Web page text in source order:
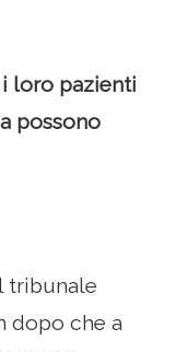
loro pazienti
possono
tribunale
dopo che a